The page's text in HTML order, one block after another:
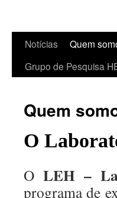
Notícias Quem
Grupo de Pesquisa
Quem
O
O LEH –
programa de